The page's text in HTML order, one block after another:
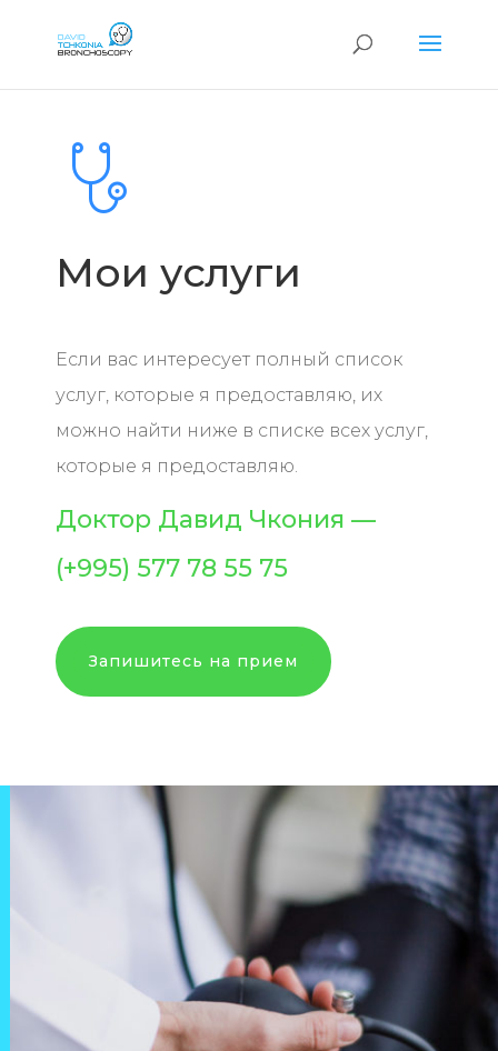
Мои услуги
Если вас интересует полный список
услуг, которые я предоставляю, их
можно найти ниже в списке всех услуг,
которые я предоставляю.
Доктор Давид Чкония —
(+995) 577 78 55 75
Запишитесь на прием